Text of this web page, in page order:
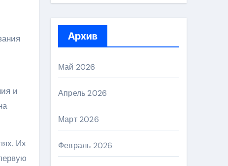
и
Их
Архив
Май 2026
Апрель 2026
Март 2026
Февраль 2026